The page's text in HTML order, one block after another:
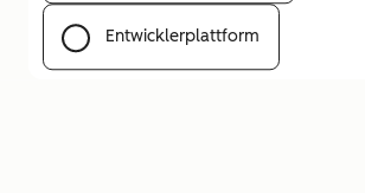
Entwicklerplattform